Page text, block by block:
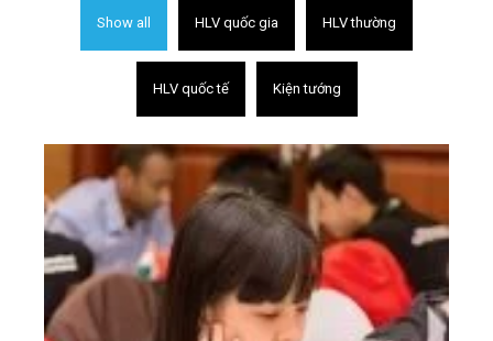
Show all HLV quốc gia HLV thường
HLV quốc tế Kiện tướng